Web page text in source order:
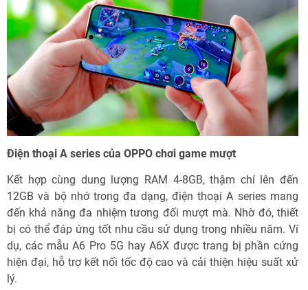
Điện thoại A series của OPPO chơi game mượt
Kết hợp cùng dung lượng RAM 4-8GB, thậm chí lên đến
12GB và bộ nhớ trong đa dạng, điện thoại A series mang
đến khả năng đa nhiệm tương đối mượt mà. Nhờ đó, thiết
bị có thể đáp ứng tốt nhu cầu sử dụng trong nhiều năm. Ví
dụ, các mẫu A6 Pro 5G hay A6X được trang bị phần cứng
hiện đại, hỗ trợ kết nối tốc độ cao và cải thiện hiệu suất xử
lý.